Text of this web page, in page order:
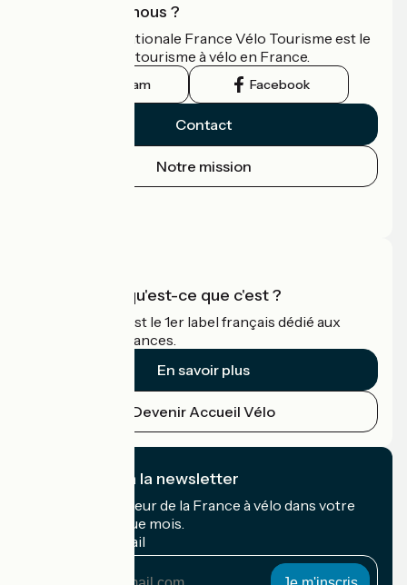
Qui sommes-nous ?
L'association nationale France Vélo Tourisme est le
guide officiel du tourisme à vélo en France.
Instagram Facebook
Contact
Notre mission
Accueil Vélo qu'est-ce que c'est ?
Accueil Vélo c'est le 1er label français dédié aux
cyclistes en vacances.
En savoir plus
Devenir Accueil Vélo
Je m'abonne à la newsletter
Recevez le meilleur de la France à vélo dans votre
boîte mail chaque mois.
Mon adresse mail